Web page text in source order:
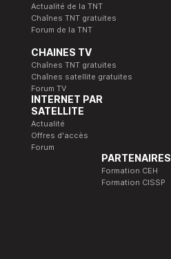
Actualité de la TNT
Chaînes TNT gratuites
Forum de la TNT
CHAINES TV
Chaînes TNT gratuites
Chaînes satellite gratuites
Forum TV
INTERNET PAR
SATELLITE
Actualité
Offres d'accès
Forum
PARTENAIRES
Formation CEH
Formation CISSP